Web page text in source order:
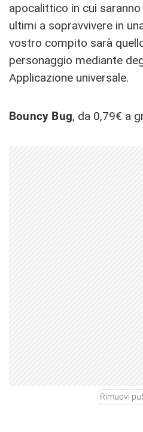
apocalittico in cui
ultimi a sopravvivere in
vostro compito sarà
personaggio mediante
Applicazione universale.
Bouncy Bug, da 0,79€ a
Rimuovi